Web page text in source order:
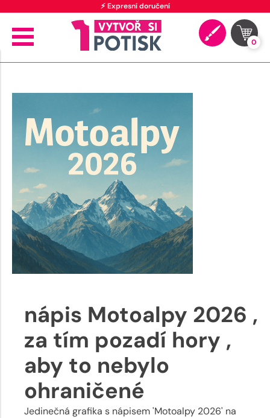
⚡ Expresní doručení
0
nápis Motoalpy 2026 ,
za tím pozadí hory ,
aby to nebylo
ohraničené
Jedinečná grafika s nápisem 'Motoalpy 2026' na